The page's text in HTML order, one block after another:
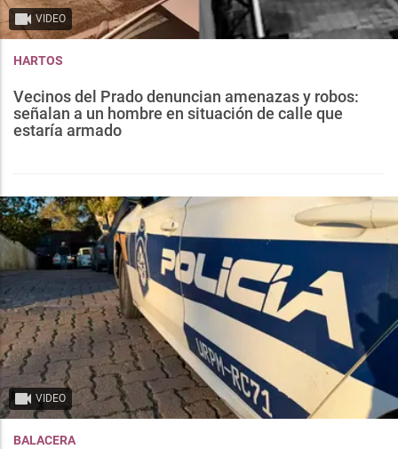
VIDEO
HARTOS
Vecinos del Prado denuncian amenazas y robos:
señalan a un hombre en situación de calle que
estaría armado
VIDEO
BALACERA